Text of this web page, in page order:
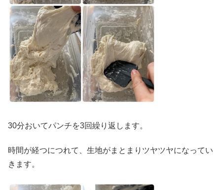
30分おいてパンチを3回繰り返します。
時間が経つにつれて、生地がまとまりツヤツヤになってい
きます。